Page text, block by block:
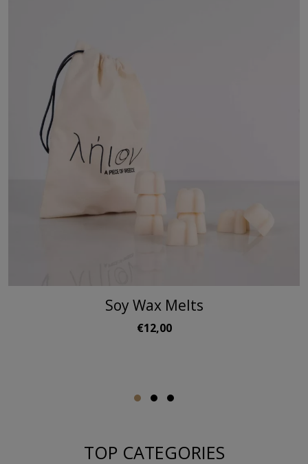
Soy Wax Melts
€12,00
TOP CATEGORIES